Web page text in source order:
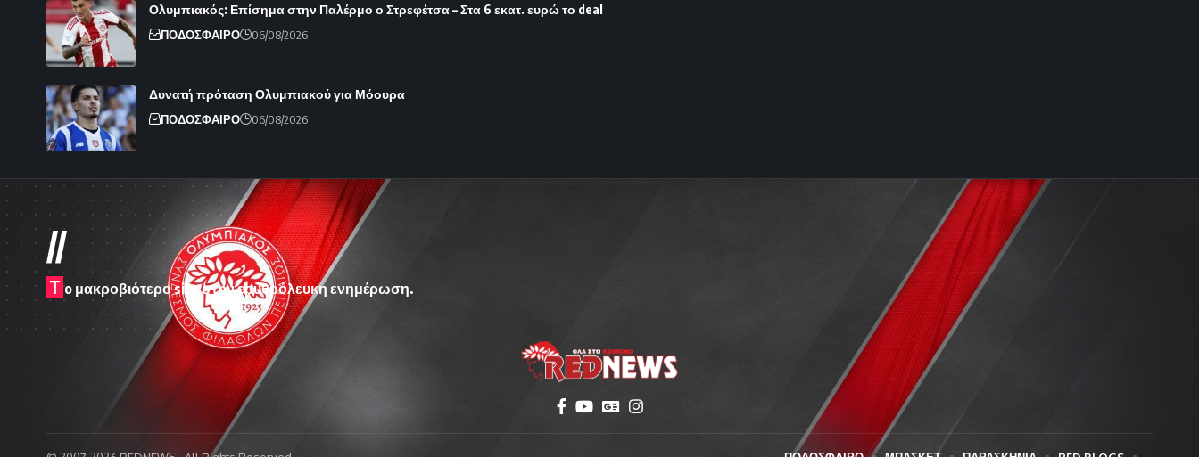
Ολυμπιακός: Επίσημα στην Παλέρμο ο Στρεφέτσα – Στα 6 εκατ. ευρώ το deal
ΠΟΔΟΣΦΑΙΡΟ 06/08/2026
Δυνατή πρόταση Ολυμπιακού για Μόουρα
ΠΟΔΟΣΦΑΙΡΟ 06/08/2026
//
T o μακροβιότερο site στην ερυθρόλευκη ενημέρωση.